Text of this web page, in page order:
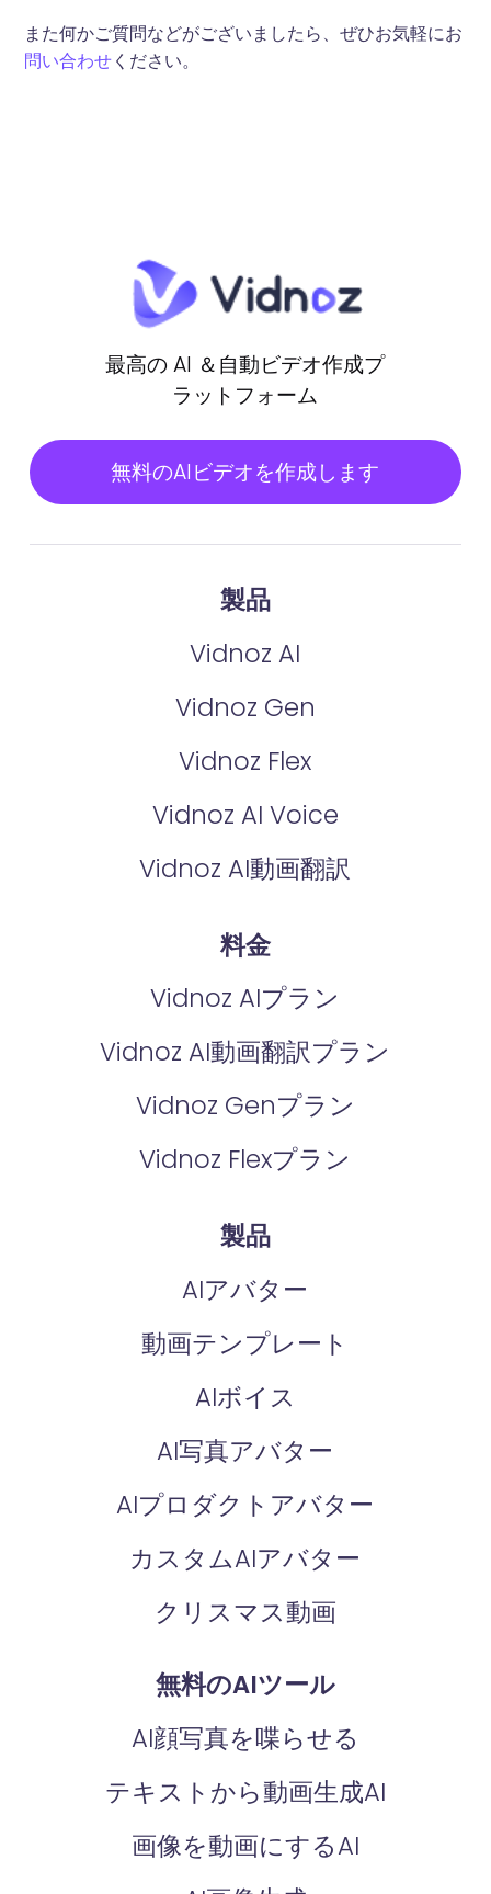
また何かご質問などがございましたら、ぜひお気軽にお
問い合わせください。
最高の AI ＆自動ビデオ作成プ
ラットフォーム
無料のAIビデオを作成します
製品
Vidnoz AI
Vidnoz Gen
Vidnoz Flex
Vidnoz AI Voice
Vidnoz AI動画翻訳
料金
Vidnoz AIプラン
Vidnoz AI動画翻訳プラン
Vidnoz Genプラン
Vidnoz Flexプラン
製品
AIアバター
動画テンプレート
AIボイス
AI写真アバター
AIプロダクトアバター
カスタムAIアバター
クリスマス動画
無料のAIツール
AI顔写真を喋らせる
テキストから動画生成AI
画像を動画にするAI